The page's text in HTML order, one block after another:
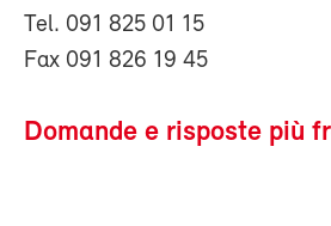
Tel. 091 825 01 15
Fax 091 826 19 45
Domande e risposte più